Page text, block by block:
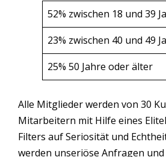
52% zwischen 18 und 39
23% zwischen 40 und 49
25% 50 Jahre oder älter
Alle Mitglieder werden von 30
Mitarbeitern mit Hilfe eines
Filters auf Seriosität und
werden unseriöse Anfragen